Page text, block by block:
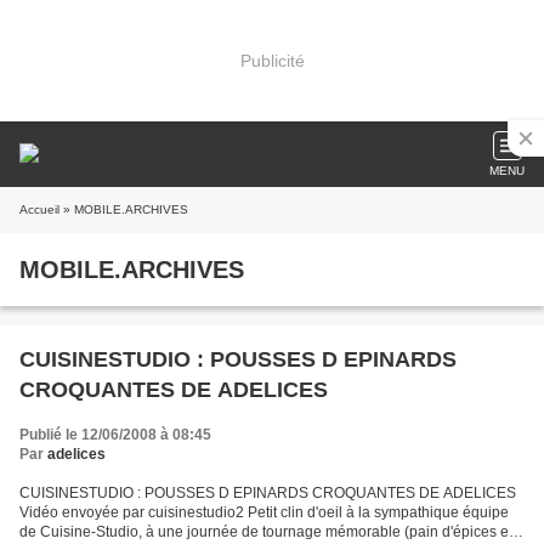
Publicité
MENU
Accueil » MOBILE.ARCHIVES
MOBILE.ARCHIVES
CUISINESTUDIO : POUSSES D EPINARDS
CROQUANTES DE ADELICES
Publié le 12/06/2008 à 08:45
Par adelices
CUISINESTUDIO : POUSSES D EPINARDS CROQUANTES DE ADELICES
Vidéo envoyée par cuisinestudio2 Petit clin d'oeil à la sympathique équipe
de Cuisine-Studio, à une journée de tournage mémorable (pain d'épices et